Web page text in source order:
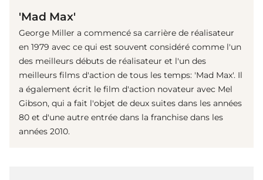
'Mad Max'
George Miller a commencé sa carrière de réalisateur
en 1979 avec ce qui est souvent considéré comme l'un
des meilleurs débuts de réalisateur et l'un des
meilleurs films d'action de tous les temps: 'Mad Max'. Il
a également écrit le film d'action novateur avec Mel
Gibson, qui a fait l'objet de deux suites dans les années
80 et d'une autre entrée dans la franchise dans les
années 2010.